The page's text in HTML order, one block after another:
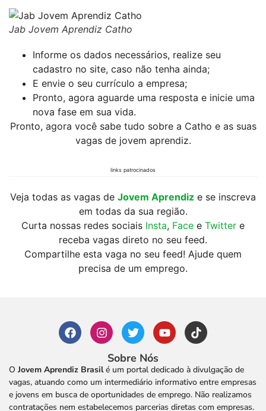
Jab Jovem Aprendiz Catho
Informe os dados necessários, realize seu
cadastro no site, caso não tenha ainda;
E envie o seu currículo a empresa;
Pronto, agora aguarde uma resposta e inicie uma
nova fase em sua vida.
Pronto, agora você sabe tudo sobre a Catho e as suas
vagas de jovem aprendiz.
links patrocinados
Veja todas as vagas de Jovem Aprendiz e se inscreva
em todas da sua região.
Curta nossas redes sociais Insta, Face e Twitter e
receba vagas direto no seu feed.
Compartilhe esta vaga no seu feed! Ajude quem
precisa de um emprego.
Sobre Nós
O Jovem Aprendiz Brasilé um portal dedicado à divulgação de
vagas, atuando como um intermediário informativo entre empresas
e jovens em busca de oportunidades de emprego. Não realizamos
contratações nem estabelecemos parcerias diretas com empresas.